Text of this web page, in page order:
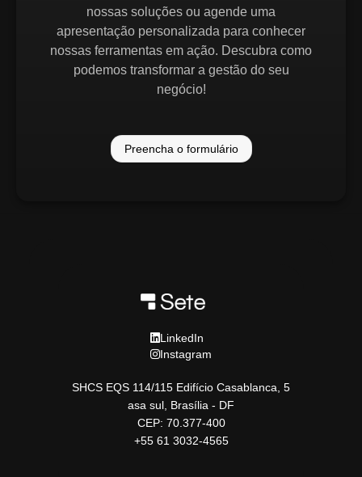
nossas soluções ou agende uma
apresentação personalizada para conhecer
nossas ferramentas em ação. Descubra como
podemos transformar a gestão do seu
negócio!
Preencha o formulário
LinkedIn
Instagram
SHCS EQS 114/115 Edifício Casablanca, 5
asa sul, Brasília - DF
CEP: 70.377-400
+55 61 3032-4565